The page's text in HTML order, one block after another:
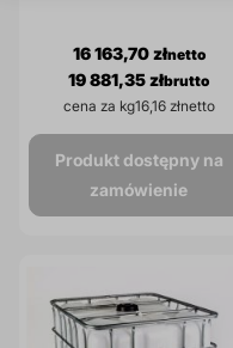
19 881,35 zł
16 163,70 zł
cena za kg16,16 zł
Produkt dostępny na
zamówienie